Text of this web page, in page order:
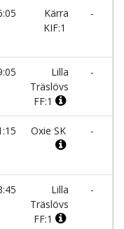
Kärra
KIF:1
-
Lilla
Träslövs
FF:1
-
Oxie SK -
Lilla
Träslövs
FF:1
-